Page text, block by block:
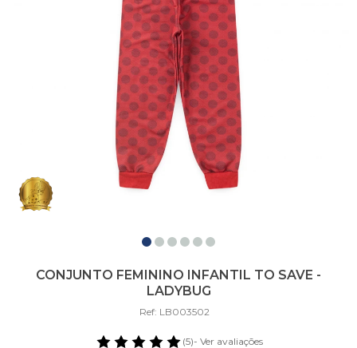
CONJUNTO FEMININO INFANTIL TO SAVE -
LADYBUG
Ref: LB003502
(5)- Ver avaliações